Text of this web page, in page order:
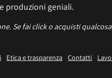
produzioni geniali.
Se fai click o acquisti
Etica e trasparenza Contatti